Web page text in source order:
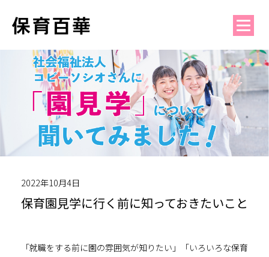
2022年10月4日
保育園見学に行く前に知っておきたいこと
「就職をする前に園の雰囲気が知りたい」「いろいろな保育